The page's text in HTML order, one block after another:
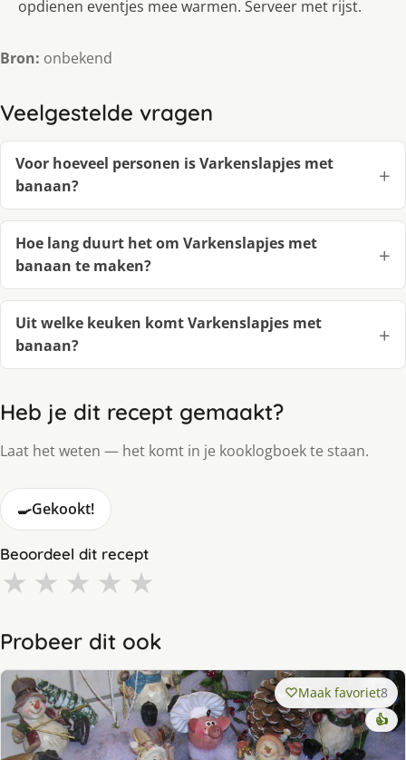
opdienen eventjes mee warmen. Serveer met rijst.
Bron: onbekend
Veelgestelde vragen
Voor hoeveel personen is Varkenslapjes met
banaan?
Hoe lang duurt het om Varkenslapjes met
banaan te maken?
Uit welke keuken komt Varkenslapjes met
banaan?
Heb je dit recept gemaakt?
Laat het weten — het komt in je kooklogboek te staan.
🍳Gekookt!
Beoordeel dit recept
★ ★ ★ ★ ★
Probeer dit ook
Maak favoriet8
👍